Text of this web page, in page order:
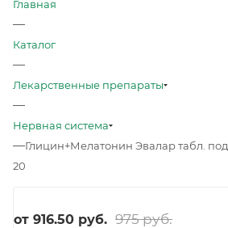
Главная
—
Каталог
—
Лекарственные препараты
—
Нервная система
—Глицин+Мелатонин Эвалар табл.
20
от 916.50 руб. 975 руб.